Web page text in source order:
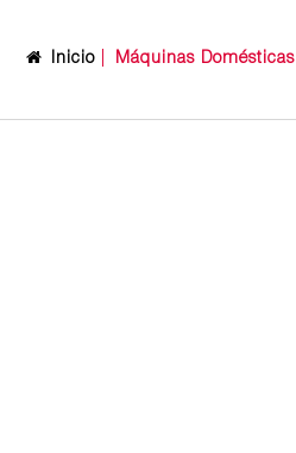
Inicio Máquinas Domésticas